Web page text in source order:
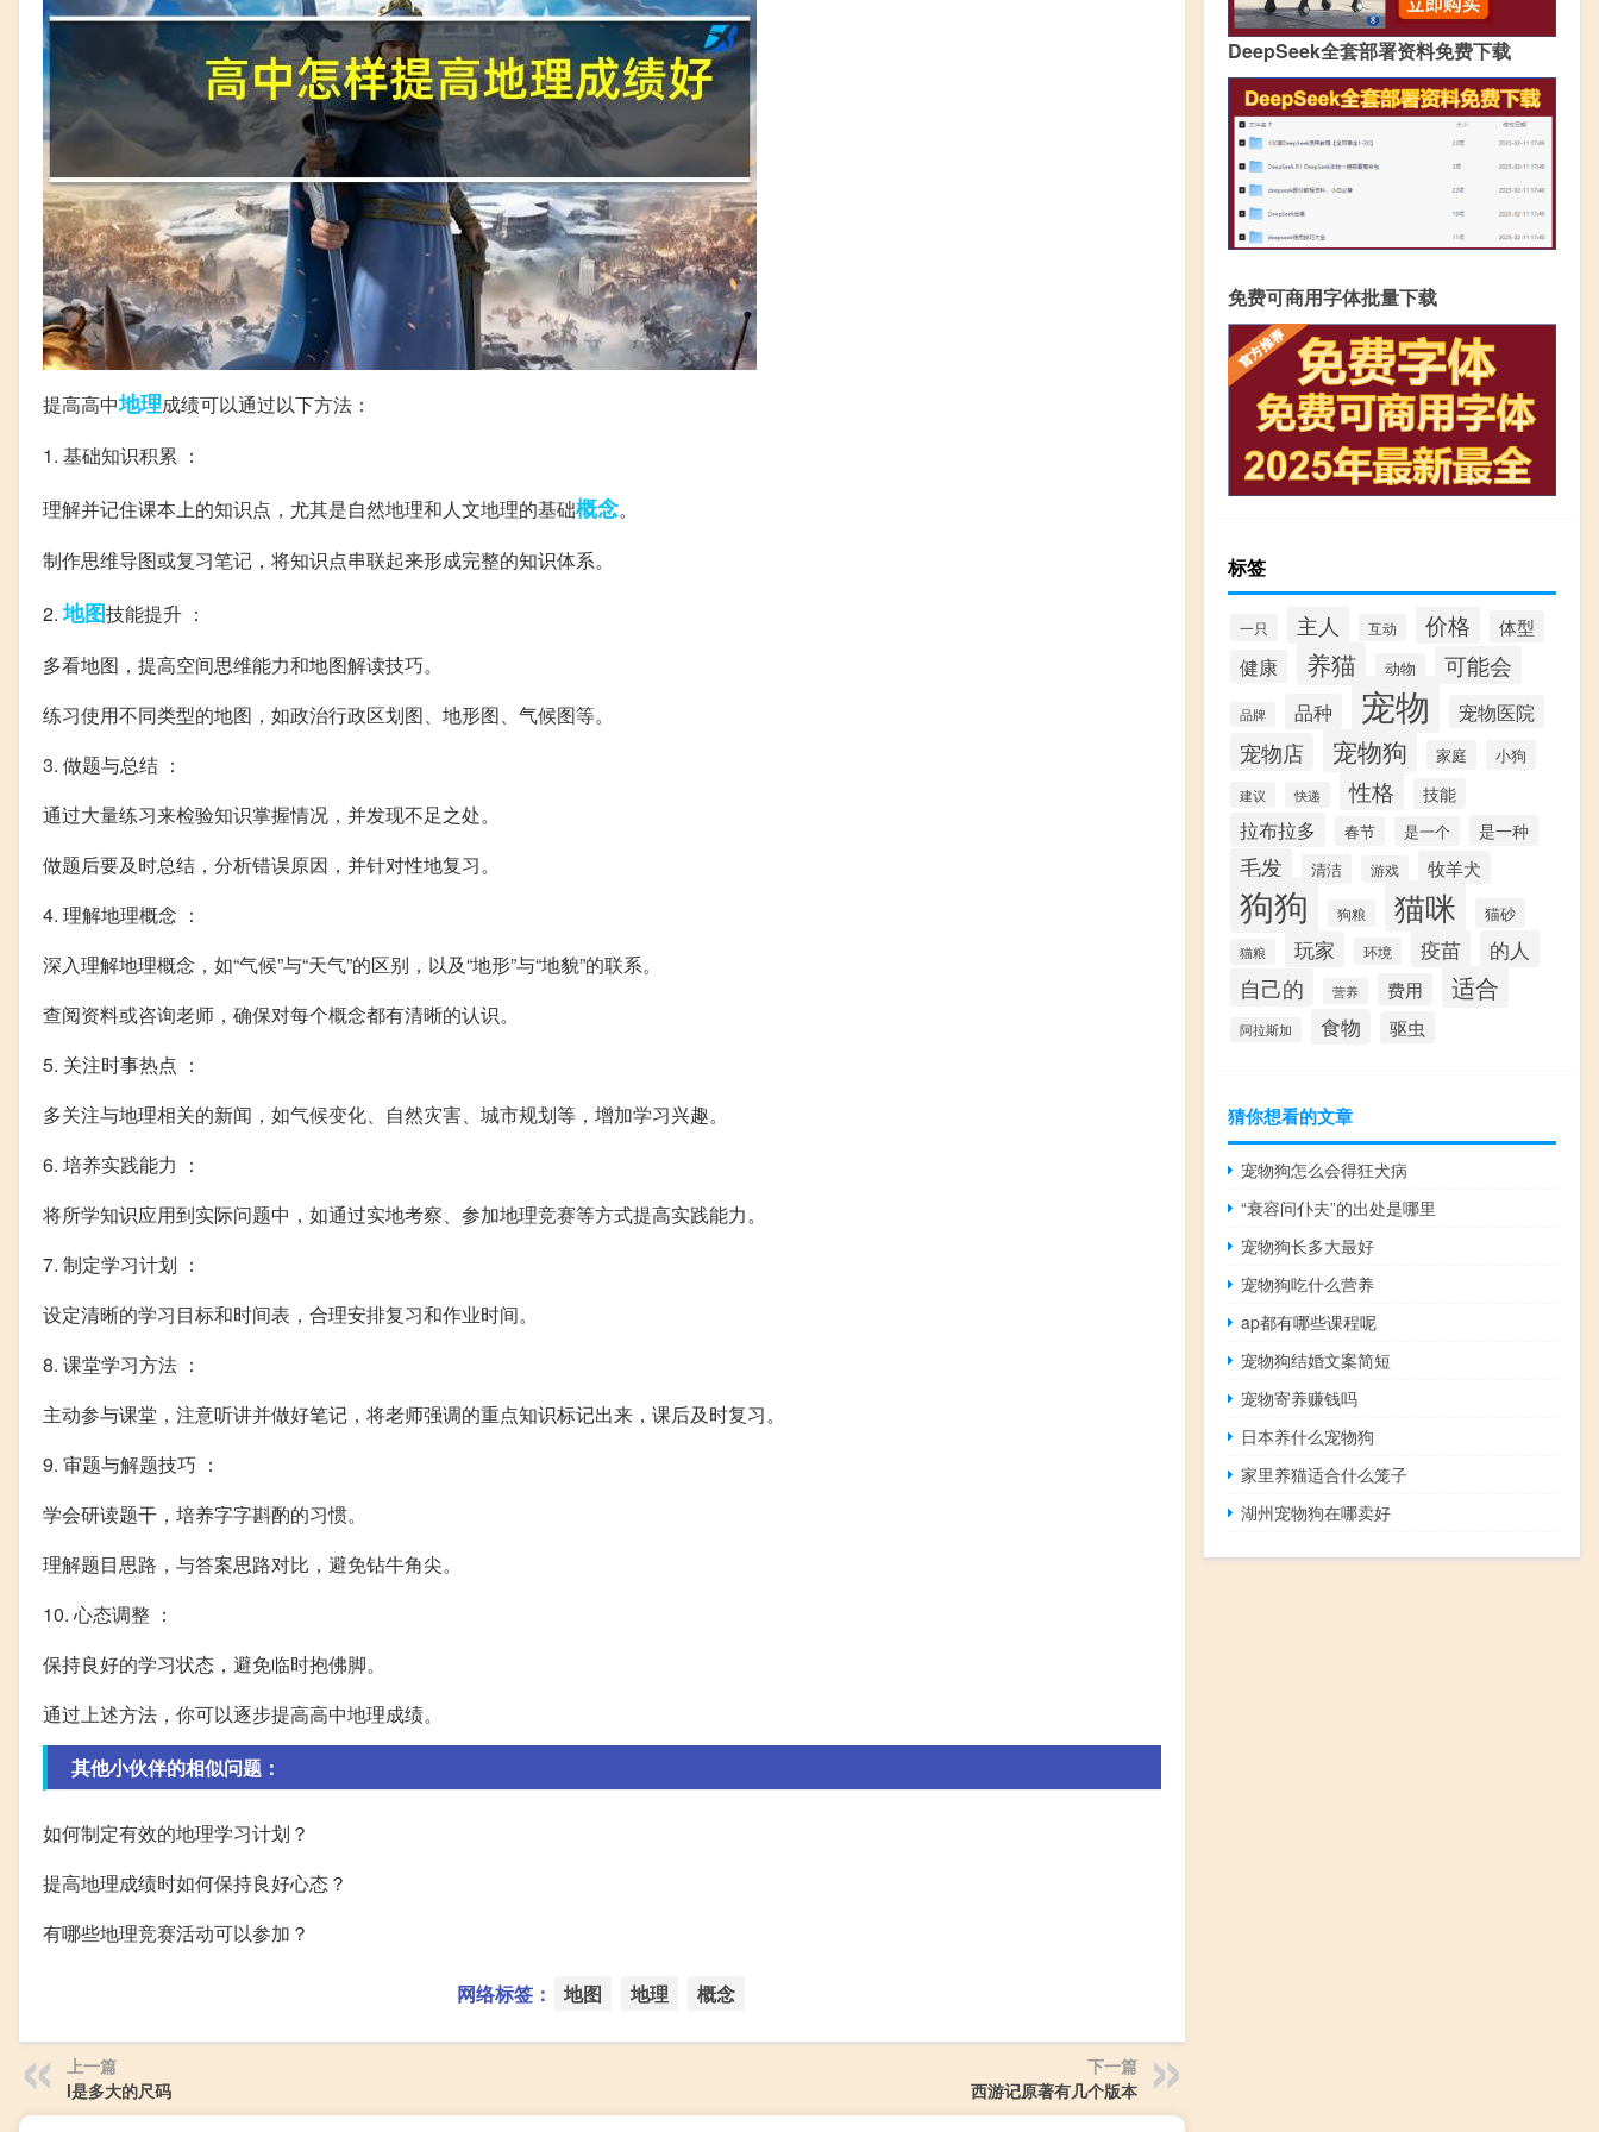
提高高中地理成绩可以通过以下方法：
1. 基础知识积累 ：
理解并记住课本上的知识点，尤其是自然地理和人文地理的基础概念。
制作思维导图或复习笔记，将知识点串联起来形成完整的知识体系。
2.地图技能提升 ：
多看地图，提高空间思维能力和地图解读技巧。
练习使用不同类型的地图，如政治行政区划图、地形图、气候图等。
3. 做题与总结 ：
通过大量练习来检验知识掌握情况，并发现不足之处。
做题后要及时总结，分析错误原因，并针对性地复习。
4. 理解地理概念 ：
深入理解地理概念，如“气候”与“天气”的区别，以及“地形”与“地貌”的联系。
查阅资料或咨询老师，确保对每个概念都有清晰的认识。
5. 关注时事热点 ：
多关注与地理相关的新闻，如气候变化、自然灾害、城市规划等，增加学习兴趣。
6. 培养实践能力 ：
将所学知识应用到实际问题中，如通过实地考察、参加地理竞赛等方式提高实践能力。
7. 制定学习计划 ：
设定清晰的学习目标和时间表，合理安排复习和作业时间。
8. 课堂学习方法 ：
主动参与课堂，注意听讲并做好笔记，将老师强调的重点知识标记出来，课后及时复习。
9. 审题与解题技巧 ：
学会研读题干，培养字字斟酌的习惯。
理解题目思路，与答案思路对比，避免钻牛角尖。
10. 心态调整 ：
保持良好的学习状态，避免临时抱佛脚。
通过上述方法，你可以逐步提高高中地理成绩。
其他小伙伴的相似问题：
如何制定有效的地理学习计划？
提高地理成绩时如何保持良好心态？
有哪些地理竞赛活动可以参加？
网络标签： 地图 地理 概念
上一篇
l是多大的尺码
下一篇
西游记原著有几个版本
DeepSeek全套部署资料免费下载
免费可商用字体批量下载
标签
一只 主人 互动 价格 体型
健康 养猫 动物 可能会
品牌 品种 宠物 宠物医院
宠物店 宠物狗 家庭 小狗
建议 快递 性格 技能
拉布拉多 春节 是一个 是一种
毛发 清洁 游戏 牧羊犬
狗狗 狗粮 猫咪 猫砂
猫粮 玩家 环境 疫苗 的人
自己的 营养 费用 适合
阿拉斯加 食物 驱虫
猜你想看的文章
宠物狗怎么会得狂犬病
“衰容问仆夫”的出处是哪里
宠物狗长多大最好
宠物狗吃什么营养
ap都有哪些课程呢
宠物狗结婚文案简短
宠物寄养赚钱吗
日本养什么宠物狗
家里养猫适合什么笼子
湖州宠物狗在哪卖好